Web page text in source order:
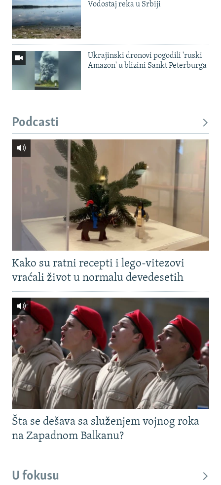
Vodostaj reka u Srbiji
Ukrajinski dronovi pogodili 'ruski
Amazon' u blizini Sankt Peterburga
Podcasti
Kako su ratni recepti i lego-vitezovi
vraćali život u normalu devedesetih
Šta se dešava sa služenjem vojnog roka
na Zapadnom Balkanu?
U fokusu